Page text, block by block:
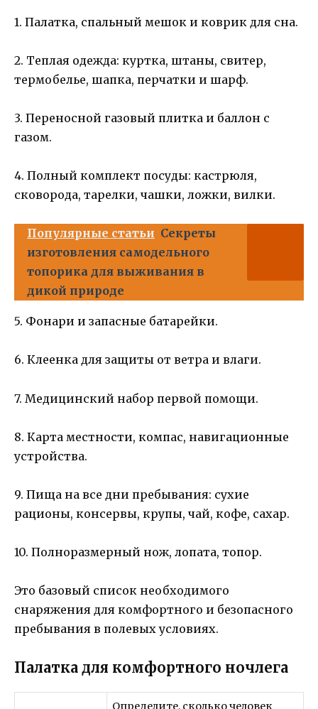
1. Палатка, спальный мешок и коврик для сна.
2. Теплая одежда: куртка, штаны, свитер,
термобелье, шапка, перчатки и шарф.
3. Переносной газовый плитка и баллон с
газом.
4. Полный комплект посуды: кастрюля,
сковорода, тарелки, чашки, ложки, вилки.
Популярные статьи Секреты
изготовления самодельного
топорика для выживания в
дикой природе
5. Фонари и запасные батарейки.
6. Клеенка для защиты от ветра и влаги.
7. Медицинский набор первой помощи.
8. Карта местности, компас, навигационные
устройства.
9. Пища на все дни пребывания: сухие
рационы, консервы, крупы, чай, кофе, сахар.
10. Полноразмерный нож, лопата, топор.
Это базовый список необходимого
снаряжения для комфортного и безопасного
пребывания в полевых условиях.
Палатка для комфортного ночлега
Определите, сколько человек